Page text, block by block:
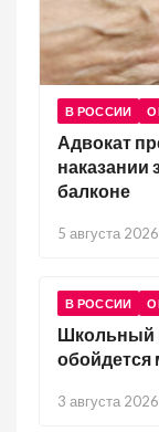
В РОССИИ
Адвокат
наказании
балконе
5 августа 2026
В РОССИИ
Школьный
обойдется
3 августа 2026